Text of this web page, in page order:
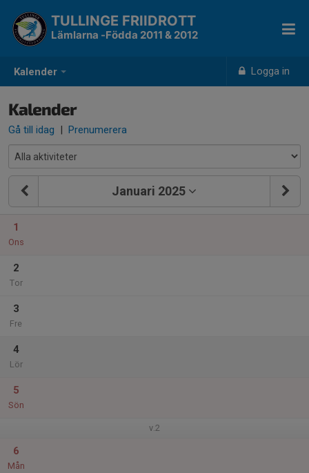
Kalender Logga in
TULLINGE FRIIDROTT
Lämlarna -Födda 2011 & 2012
Kalender
Gå till idag | Prenumerera
Januari 2025
1
Ons
2
Tor
3
Fre
4
Lör
5
Sön
v.2
6
Mån